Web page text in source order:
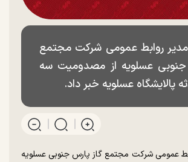
روابط عمومی شرکت مجتمع
جنوبی عسلویه از مصدومیت سه
پالایشگاه عسلویه خبر داد.
عمومی شرکت مجتمع گاز پارس جنوبی عسلویه